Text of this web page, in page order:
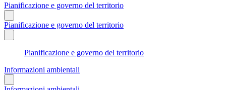
Pianificazione e governo del territorio
Pianificazione e governo del territorio
Pianificazione e governo del territorio
Informazioni ambientali